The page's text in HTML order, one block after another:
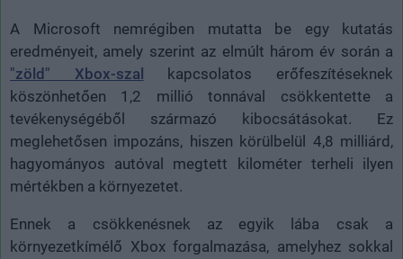
A Microsoft nemrégiben mutatta be egy kutatás
eredményeit, amely szerint az elmúlt három év során a
"zöld" Xbox-szal
kapcsolatos erőfeszítéseknek
köszönhetően 1,2 millió tonnával csökkentette a
tevékenységéből származó kibocsátásokat. Ez
meglehetősen impozáns, hiszen körülbelül 4,8 milliárd,
hagyományos autóval megtett kilométer terheli ilyen
mértékben a környezetet.
Ennek a csökkenésnek az egyik lába csak a
környezetkímélő Xbox forgalmazása, amelyhez sokkal